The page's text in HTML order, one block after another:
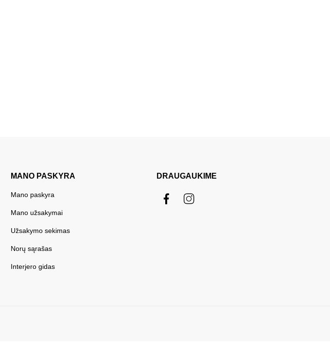
MANO PASKYRA
Mano paskyra
Mano užsakymai
Užsakymo sekimas
Norų sąrašas
Interjero gidas
DRAUGAUKIME